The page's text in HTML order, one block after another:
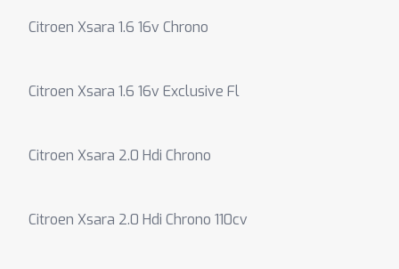
Citroen Xsara 1.6 16v Chrono
Citroen Xsara 1.6 16v Exclusive Fl
Citroen Xsara 2.0 Hdi Chrono
Citroen Xsara 2.0 Hdi Chrono 110cv